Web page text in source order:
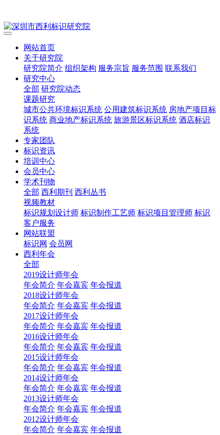
网站首页
关于研究院
研究院简介 组织架构 服务宗旨 服务范围 联系我们
研究中心
全部 研究院动态
课题研究
城市公共环境标识系统 公用建筑标识系统 房地产项目标
识系统 商业地产标识系统 旅游景区标识系统 酒店标识
系统
专家团队
标识资讯
培训中心
会员中心
学术刊物
全部 西利期刊 西利丛书
视频教材
标识规划设计师 标识制作工艺师 标识项目管理师 标识
客户服务
网站联盟
标识网 会员网
西利年会
全部
2019设计师年会
年会简介 年会嘉宾 年会报道
2018设计师年会
年会简介 年会嘉宾 年会报道
2017设计师年会
年会简介 年会嘉宾 年会报道
2016设计师年会
年会简介 年会嘉宾 年会报道
2015设计师年会
年会简介 年会嘉宾 年会报道
2014设计师年会
年会简介 年会嘉宾 年会报道
2013设计师年会
年会简介 年会嘉宾 年会报道
2012设计师年会
年会简介 年会嘉宾 年会报道